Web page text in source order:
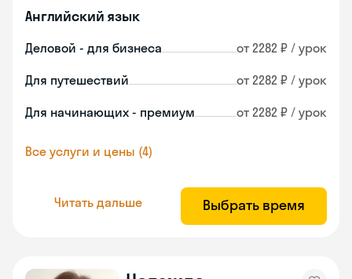
Английский язык
Деловой - для бизнеса от 2282 ₽ / урок
Для путешествий от 2282 ₽ / урок
Для начинающих - премиум от 2282 ₽ / урок
Все услуги и цены (4)
Читать дальше Выбрать время